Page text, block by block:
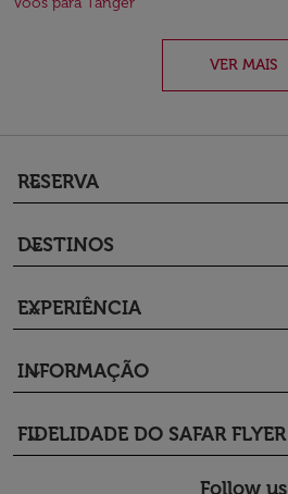
VER MAIS
RESERVA
keyboard_arrow_down
DESTINOS
keyboard_arrow_down
EXPERIÊNCIA
keyboard_arrow_down
INFORMAÇÃO
keyboard_arrow_down
FIDELIDADE DO SAFAR FLYER
keyboard_arrow_down
Follow us